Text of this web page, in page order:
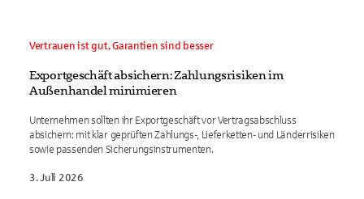
Vertrauen ist gut, Garantien sind besser
Exportgeschäft absichern: Zahlungsrisiken im
Außenhandel minimieren
Unternehmen sollten ihr Exportgeschäft vor Vertragsabschluss
absichern: mit klar geprüften Zahlungs-, Lieferketten- und Länderrisiken
sowie passenden Sicherungsinstrumenten.
3. Juli 2026